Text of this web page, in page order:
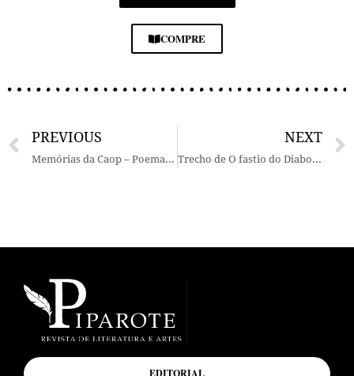
COMPRE
PREVIOUS
Memórias da Caop – Poema do escritor angolano Adálio Francisco
NEXT
Trecho de O fastio do Diabo, romance inédito de Ana Luisa Escorel